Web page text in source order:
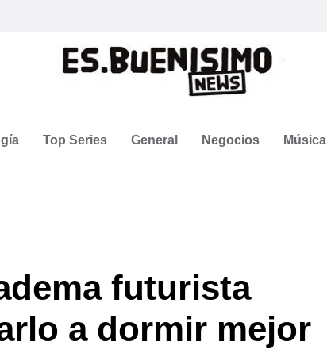
Top Series General Negocios Música
futurista
a dormir mejor